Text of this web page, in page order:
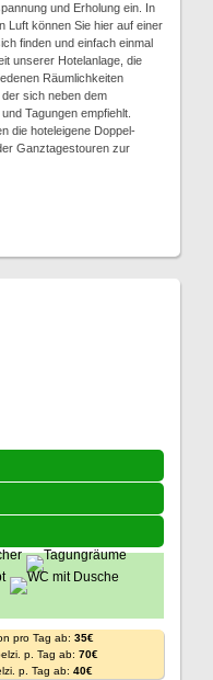
und Erholung ein. In
Luft können Sie hier auf einer
finden und einfach einmal
unserer Hotelanlage, die
Räumlichkeiten
sich neben dem
Tagungen empfiehlt.
die hoteleigene Doppel-
Ganztagestouren zur
pro Tag ab: 35€
p. Tag ab: 70€
p. Tag ab: 40€